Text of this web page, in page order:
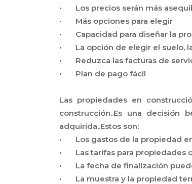
•
Los precios serán más
•
Más opciones para elegir
•
Capacidad para diseñar la
•
La opción de elegir el suelo,
•
Reduzca las facturas de
•
Plan de pago fácil
Las propiedades en
construcción..Es una decisión
adquirida..Estos son:
•
Los gastos de la propiedad
•
Las tarifas para propiedades
•
La fecha de finalización
•
La muestra y la propiedad